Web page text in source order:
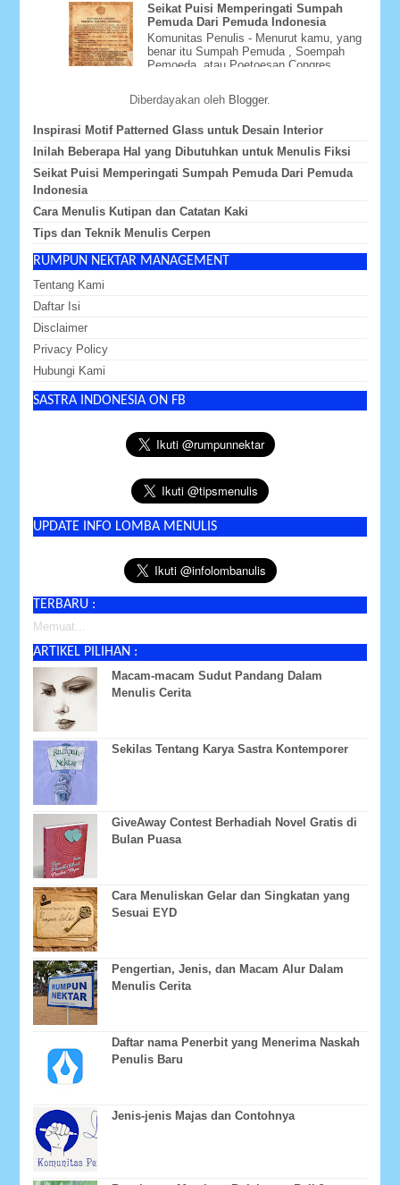
Seikat Puisi Memperingati Sumpah
Pemuda Dari Pemuda Indonesia
Komunitas Penulis - Menurut kamu, yang
benar itu Sumpah Pemuda , Soempah
Pemoeda, atau Poetoesan Congres
Diberdayakan oleh Blogger.
Inspirasi Motif Patterned Glass untuk Desain Interior
Inilah Beberapa Hal yang Dibutuhkan untuk Menulis Fiksi
Seikat Puisi Memperingati Sumpah Pemuda Dari Pemuda
Indonesia
Cara Menulis Kutipan dan Catatan Kaki
Tips dan Teknik Menulis Cerpen
RUMPUN NEKTAR MANAGEMENT
Tentang Kami
Daftar Isi
Disclaimer
Privacy Policy
Hubungi Kami
SASTRA INDONESIA ON FB
UPDATE INFO LOMBA MENULIS
TERBARU :
Memuat...
ARTIKEL PILIHAN :
Macam-macam Sudut Pandang Dalam
Menulis Cerita
Sekilas Tentang Karya Sastra Kontemporer
GiveAway Contest Berhadiah Novel Gratis di
Bulan Puasa
Cara Menuliskan Gelar dan Singkatan yang
Sesuai EYD
Pengertian, Jenis, dan Macam Alur Dalam
Menulis Cerita
Daftar nama Penerbit yang Menerima Naskah
Penulis Baru
Jenis-jenis Majas dan Contohnya